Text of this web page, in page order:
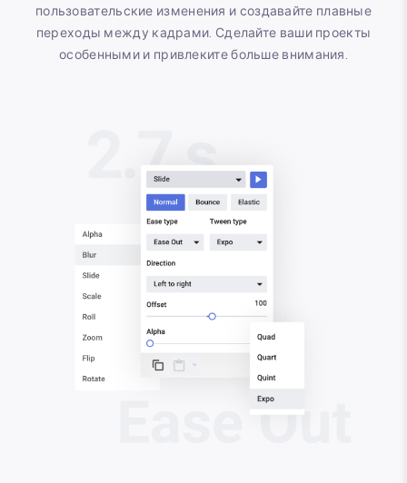
пользовательские изменения и создавайте плавные
переходы между кадрами. Сделайте ваши проекты
особенными и привлеките больше внимания.